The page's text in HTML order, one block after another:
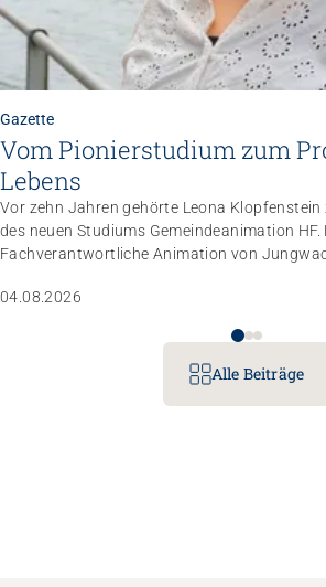
Gazette
Vom Pionierstudium zum
Lebens
Vor zehn Jahren gehörte Leona
des neuen Studiums Gemeindeanimation HF.
Fachverantwortliche Animation von
gemanagt hat, wartet nun ihr persönliches
04.08.2026
Alle Beiträge